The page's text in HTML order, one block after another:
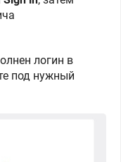
логин в
под нужный